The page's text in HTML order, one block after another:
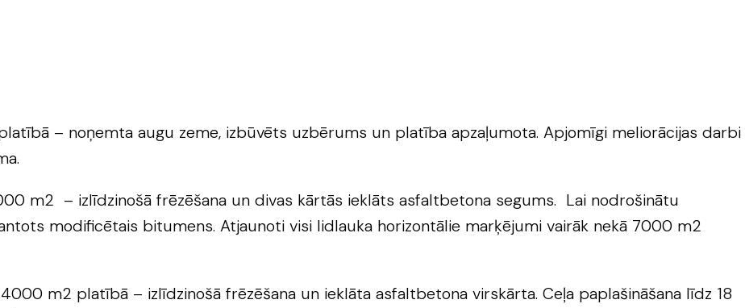
– noņemta augu zeme, izbūvēts uzbērums un platība apzaļumota. Apjomīgi meliorācijas darbi
m2 – izlīdzinošā frēzēšana un divas kārtās ieklāts asfaltbetona segums. Lai nodrošinātu
modificētais bitumens. Atjaunoti visi lidlauka horizontālie marķējumi vairāk nekā 7000 m2
m2 platībā – izlīdzinošā frēzēšana un ieklāta asfaltbetona virskārta. Ceļa paplašināšana līdz 18